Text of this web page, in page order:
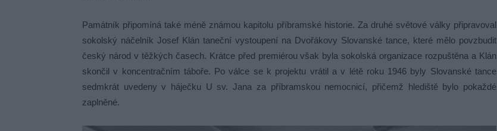
Památník připomíná také méně známou kapitolu příbramské historie. Za druhé světové války připravoval
sokolský náčelník Josef Klán taneční vystoupení na Dvořákovy Slovanské tance, které mělo povzbudit
český národ v těžkých časech. Krátce před premiérou však byla sokolská organizace rozpuštěna a Klán
skončil v koncentračním táboře. Po válce se k projektu vrátil a v létě roku 1946 byly Slovanské tance
sedmkrát uvedeny v háječku U sv. Jana za příbramskou nemocnicí, přičemž hlediště bylo pokaždé
zaplněné.